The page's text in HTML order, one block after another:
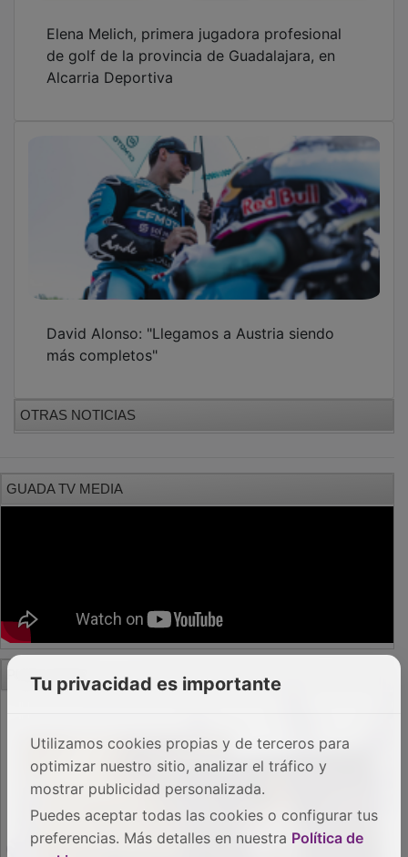
de golf de la provincia de Guadalajara, en
Alcarria Deportiva
más completos"
OTRAS NOTICIAS
PUBLICIDAD
Tu privacidad es importante
Utilizamos cookies propias y de terceros para
optimizar nuestro sitio, analizar el tráfico y
mostrar publicidad personalizada.
Puedes aceptar todas las cookies o configurar tus
preferencias. Más detalles en nuestra Política de